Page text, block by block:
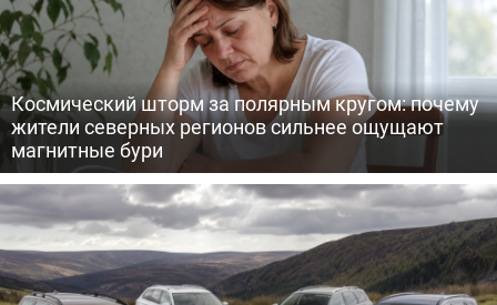
Космический шторм за полярным кругом: почему
жители северных регионов сильнее ощущают
магнитные бури